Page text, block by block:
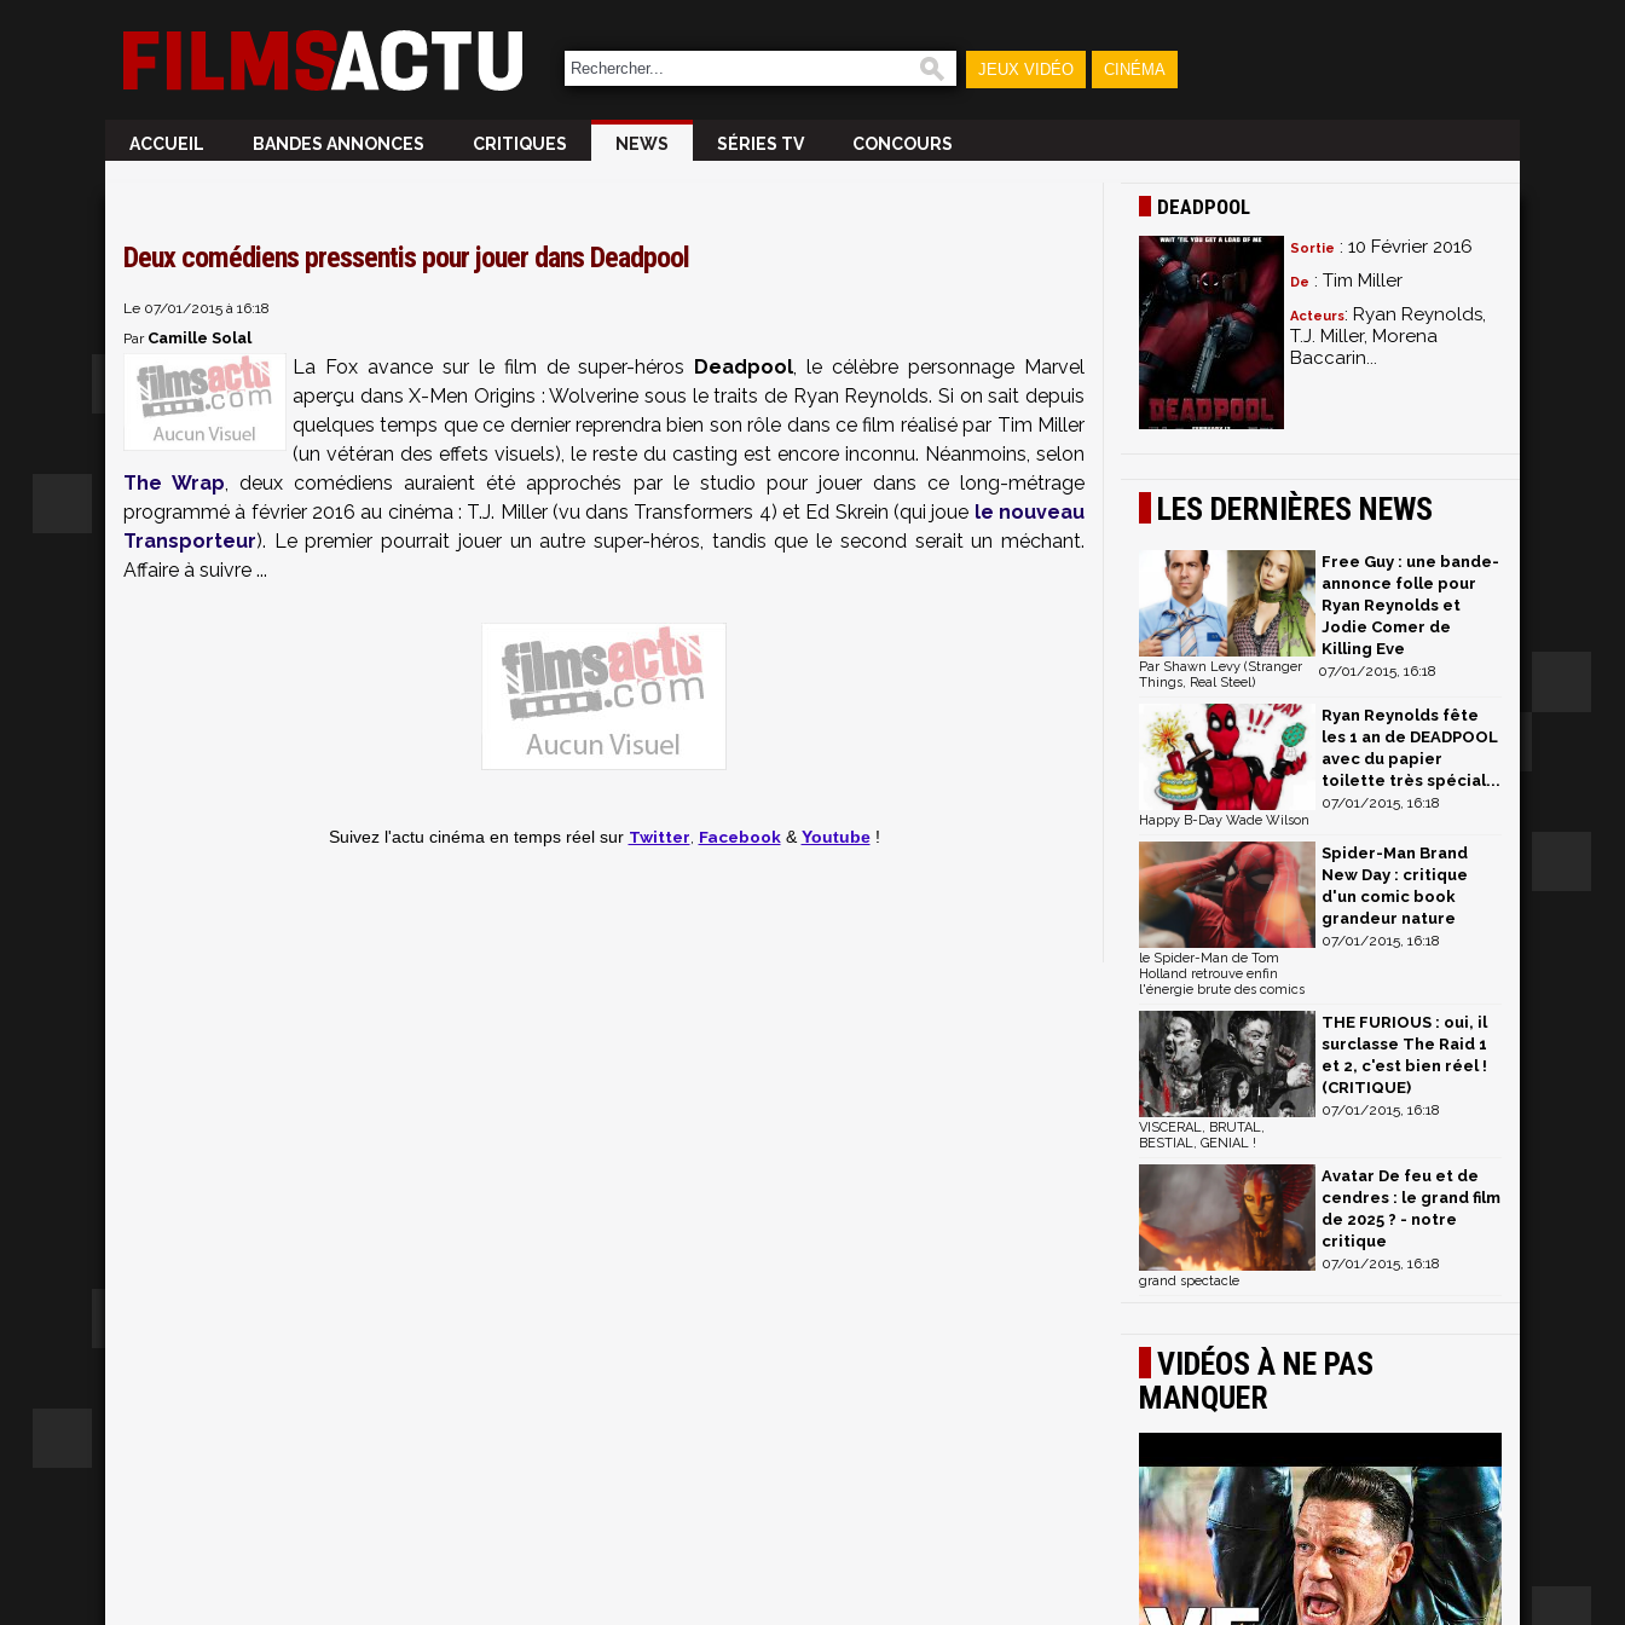
JEUX VIDÉO CINÉMA
ACCUEIL BANDES ANNONCES CRITIQUES NEWS SÉRIES TV CONCOURS
Deux comédiens pressentis pour jouer dans Deadpool
Le 07/01/2015 à 16:18
Par Camille Solal
La Fox avance sur le film de super-héros Deadpool, le célèbre personnage Marvel
aperçu dans X-Men Origins : Wolverine sous le traits de Ryan Reynolds. Si on sait depuis
quelques temps que ce dernier reprendra bien son rôle dans ce film réalisé par Tim Miller
(un vétéran des effets visuels), le reste du casting est encore inconnu. Néanmoins, selon
The Wrap, deux comédiens auraient été approchés par le studio pour jouer dans ce long-métrage
programmé à février 2016 au cinéma : T.J. Miller (vu dans Transformers 4) et Ed Skrein (qui joue le nouveau
Transporteur). Le premier pourrait jouer un autre super-héros, tandis que le second serait un méchant.
Affaire à suivre ...
Suivez l'actu cinéma en temps réel sur Twitter Facebook& Youtube!
DEADPOOL
Sortie : 10 Février 2016
De : Tim Miller
Acteurs: Ryan Reynolds,
T.J. Miller, Morena
Baccarin...
LES DERNIÈRES NEWS
Free Guy : une bande-
annonce folle pour
Ryan Reynolds et
Jodie Comer de
Killing Eve
07/01/2015, 16:18
Par Shawn Levy (Stranger
Things, Real Steel)
Ryan Reynolds fête
les 1 an de DEADPOOL
avec du papier
toilette très spécial...
07/01/2015, 16:18
Happy B-Day Wade Wilson
Spider-Man Brand
New Day : critique
d'un comic book
grandeur nature
07/01/2015, 16:18
le Spider-Man de Tom
Holland retrouve enfin
l'énergie brute des comics
THE FURIOUS : oui, il
surclasse The Raid 1
et 2, c'est bien réel !
(CRITIQUE)
07/01/2015, 16:18
VISCERAL, BRUTAL,
BESTIAL, GENIAL !
Avatar De feu et de
cendres : le grand film
de 2025 ? - notre
critique
07/01/2015, 16:18
grand spectacle
VIDÉOS À NE PAS
MANQUER